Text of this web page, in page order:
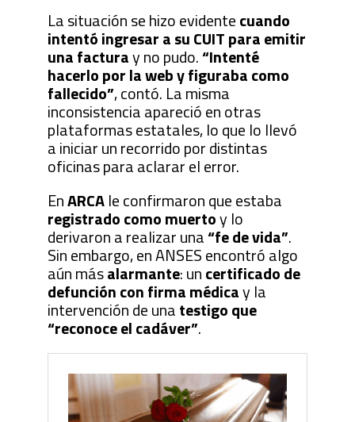
La situación se hizo evidentecuando
intentó ingresar a su CUIT para emitir
una facturay no pudo.“Intenté
hacerlo por la web y figuraba como
fallecido”, contó. La misma
inconsistencia apareció en otras
plataformas estatales, lo que lo llevó
a iniciar un recorrido por distintas
oficinas para aclarar el error.
EnARCAle confirmaron que estaba
registrado como muertoy lo
derivaron a realizar una“fe de vida”.
Sin embargo, en ANSES encontró algo
aún másalarmante: uncertificado de
defunción con firma médicay la
intervención de unatestigo que
“reconoce el cadáver”.